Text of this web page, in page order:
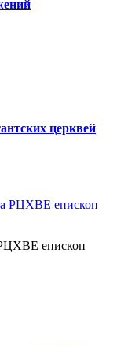
церквей
епископ